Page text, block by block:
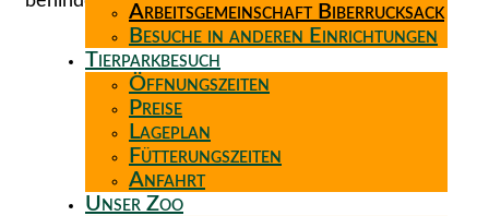
Arbeitsgemeinschaft Biberrucksack
Besuche in anderen Einrichtungen
Tierparkbesuch
Öffnungszeiten
Preise
Lageplan
Fütterungszeiten
Anfahrt
Unser Zoo